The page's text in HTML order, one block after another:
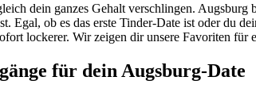
dein ganzes Gehalt verschlingen.
Egal, ob es das erste Tinder-Date ist oder du
lockerer. Wir zeigen dir unsere Favoriten für
für dein Augsburg-Date